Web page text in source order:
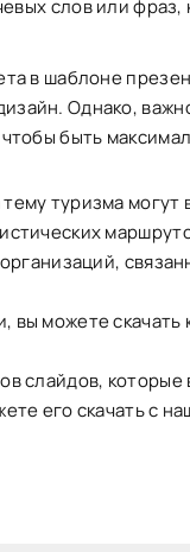
слов или
в шаблоне
Однако,
быть
туризма могут
можете скачать
слайдов,
его скачать с